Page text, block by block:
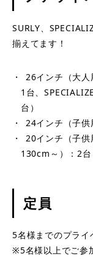
SURLY、
揃えてます！
26インチ（大人
1台、
台）
24インチ（子供
20インチ（子
130cm～）：2台
定員
5名様までのプライ
※5名様以上でご参